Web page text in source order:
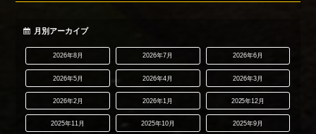
月別アーカイブ
2026年8月 2026年7月 2026年6月
2026年5月 2026年4月 2026年3月
2026年2月 2026年1月 2025年12月
2025年11月 2025年10月 2025年9月